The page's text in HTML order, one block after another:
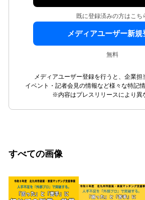
既に登録済みの方はこち
メディアユーザー新規
無料
メディアユーザー登録を行うと、企業担
イベント・記者会見の情報など様々な特記
※内容はプレスリリースにより異
すべての画像